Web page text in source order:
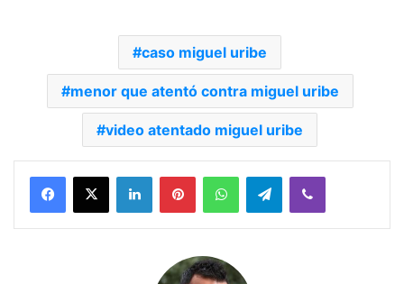
caso miguel uribe
menor que atentó contra miguel uribe
video atentado miguel uribe
Facebook
X LinkedInPinterestWhatsAppTelegramViber